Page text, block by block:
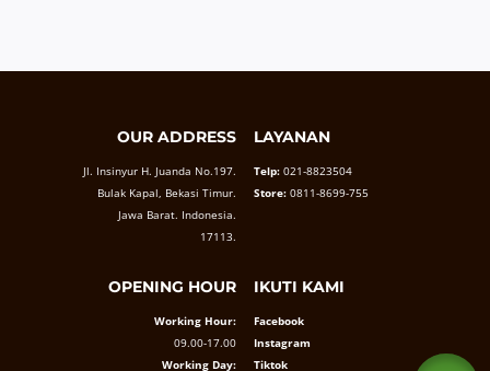
OUR ADDRESS
Jl. Insinyur H. Juanda No.197.
Bulak Kapal, Bekasi Timur.
Jawa Barat. Indonesia.
17113.
LAYANAN
Telp: 021-8823504
Store: 0811-8699-755
OPENING HOUR
Working Hour:
09.00-17.00
Working Day:
IKUTI KAMI
Facebook
Instagram
Tiktok